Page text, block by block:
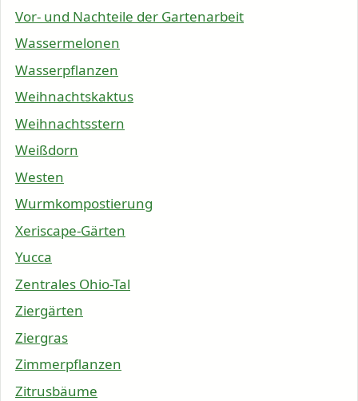
Vor- und Nachteile der Gartenarbeit
Wassermelonen
Wasserpflanzen
Weihnachtskaktus
Weihnachtsstern
Weißdorn
Westen
Wurmkompostierung
Xeriscape-Gärten
Yucca
Zentrales Ohio-Tal
Ziergärten
Ziergras
Zimmerpflanzen
Zitrusbäume